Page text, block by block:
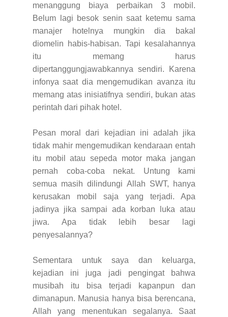
menanggung biaya perbaikan 3 mobil.
Belum lagi besok senin saat ketemu sama
manajer hotelnya mungkin dia bakal
diomelin habis-habisan. Tapi kesalahannya
itu memang harus
dipertanggungjawabkannya sendiri. Karena
infonya saat dia mengemudikan avanza itu
memang atas inisiatifnya sendiri, bukan atas
perintah dari pihak hotel.
Pesan moral dari kejadian ini adalah jika
tidak mahir mengemudikan kendaraan entah
itu mobil atau sepeda motor maka jangan
pernah coba-coba nekat. Untung kami
semua masih dilindungi Allah SWT, hanya
kerusakan mobil saja yang terjadi. Apa
jadinya jika sampai ada korban luka atau
jiwa. Apa tidak lebih besar lagi
penyesalannya?
Sementara untuk saya dan keluarga,
kejadian ini juga jadi pengingat bahwa
musibah itu bisa terjadi kapanpun dan
dimanapun. Manusia hanya bisa berencana,
Allah yang menentukan segalanya. Saat